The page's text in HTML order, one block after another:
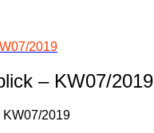
2019
– KW07/2019